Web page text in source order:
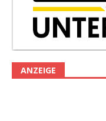
ANZEIGE